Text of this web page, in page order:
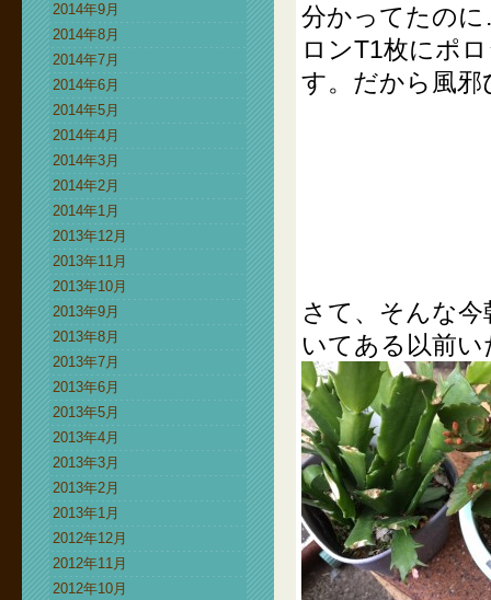
2014年9月
2014年8月
2014年7月
2014年6月
2014年5月
2014年4月
2014年3月
2014年2月
2014年1月
2013年12月
2013年11月
2013年10月
2013年9月
2013年8月
2013年7月
2013年6月
2013年5月
2013年4月
2013年3月
2013年2月
2013年1月
2012年12月
2012年11月
2012年10月
分かってたの
ロンT1枚にポ
す。だから風
さて、そんな
いてある以前